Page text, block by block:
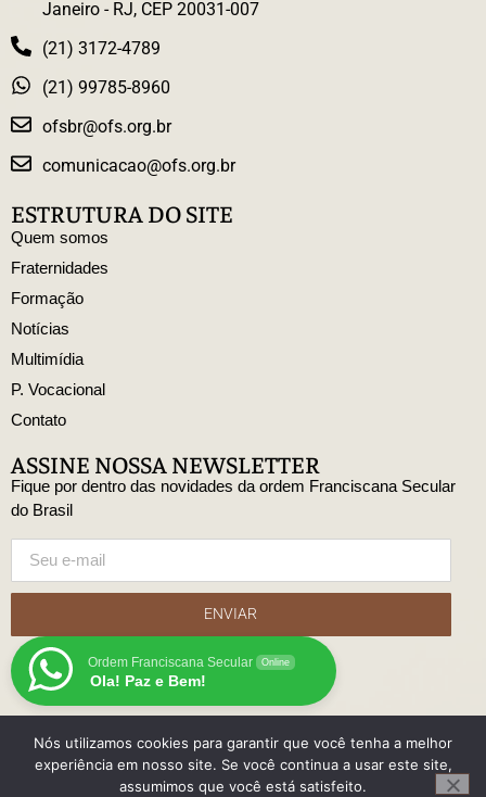
Janeiro - RJ, CEP 20031-007
(21) 3172-4789
(21) 99785-8960
ofsbr@ofs.org.br
comunicacao@ofs.org.br
ESTRUTURA DO SITE
Quem somos
Fraternidades
Formação
Notícias
Multimídia
P. Vocacional
Contato
ASSINE NOSSA NEWSLETTER
Fique por dentro das novidades da ordem Franciscana Secular
do Brasil
ENVIAR
Ordem Franciscana Secular Online
Ola! Paz e Bem!
© Copyright Ordem Franciscana Secular do Brasil
Nós utilizamos cookies para garantir que você tenha a melhor
experiência em nosso site. Se você continua a usar este site,
assumimos que você está satisfeito.